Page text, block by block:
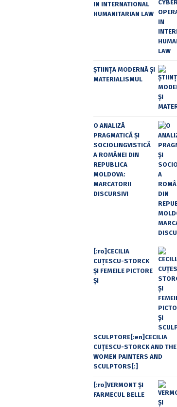
IN INTERNATIONAL
HUMANITARIAN LAW
ȘTIINȚA MODERNĂ ȘI
MATERIALISMUL
O ANALIZĂ
PRAGMATICĂ ȘI
SOCIOLINGVISTICĂ
A ROMÂNEI DIN
REPUBLICA
MOLDOVA:
MARCATORII
DISCURSIVI
[:ro]CECILIA
CUŢESCU-STORCK
ŞI FEMEILE PICTORE
ŞI
SCULPTORE[:en]CECILIA
CUŢESCU-STORCK AND THE
WOMEN PAINTERS AND
SCULPTORS[:]
[:ro]VERMONT ȘI
FARMECUL BELLE